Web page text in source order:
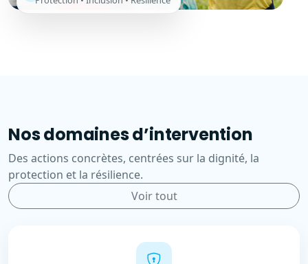
Nos domaines d’intervention
Des actions concrètes, centrées sur la dignité, la
protection et la résilience.
Voir tout